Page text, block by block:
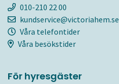
010-210 22 00
kundservice@victoriahem.se
Våra telefontider
Våra besökstider
För hyresgäster